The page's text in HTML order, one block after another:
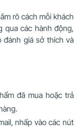
rõ cách mỗi khách
qua các hành động,
giá sở thích và
đã mua hoặc trả
nhấp vào các nút